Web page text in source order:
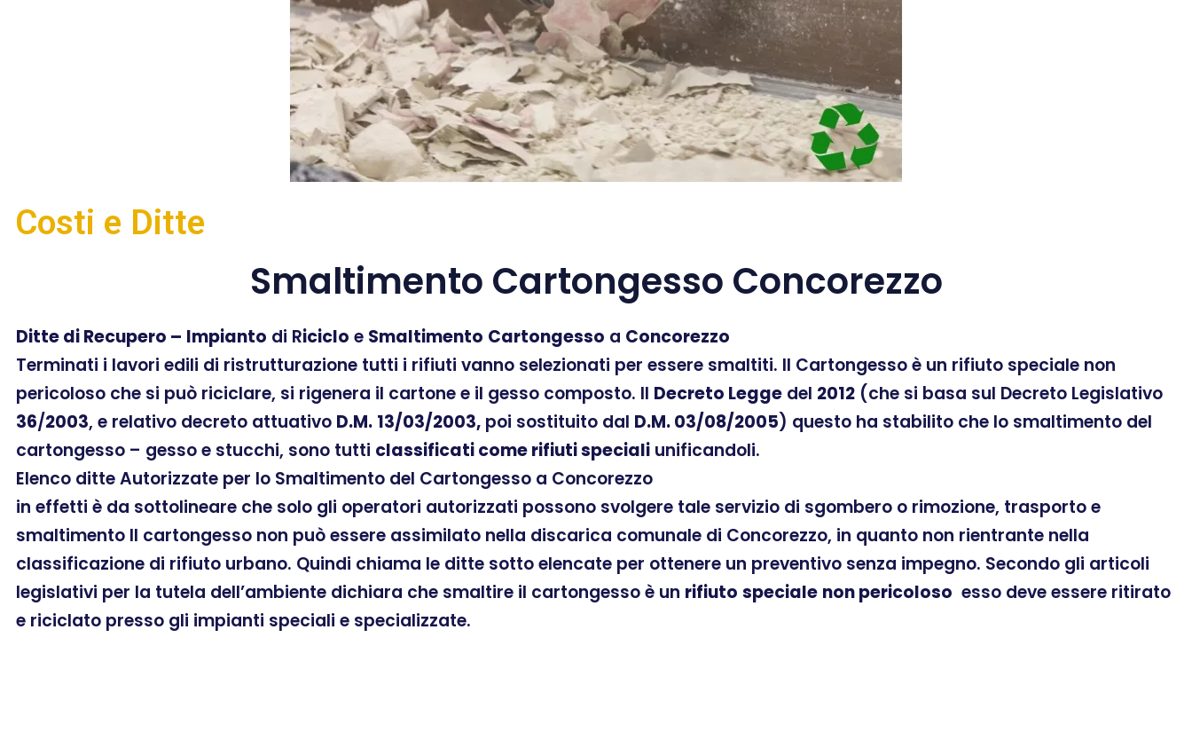
Costi e Ditte
Smaltimento Cartongesso Concorezzo
Ditte di Recupero – Impianto di Riciclo e Smaltimento Cartongesso a Concorezzo
Terminati i lavori edili di ristrutturazione tutti i rifiuti vanno selezionati per essere smaltiti. Il Cartongesso è un rifiuto speciale non
pericoloso che si può riciclare, si rigenera il cartone e il gesso composto. Il Decreto Legge del 2012 (che si basa sul Decreto Legislativo
36/2003, e relativo decreto attuativo D.M. 13/03/2003, poi sostituito dal D.M. 03/08/2005) questo ha stabilito che lo smaltimento del
cartongesso – gesso e stucchi, sono tutti classificati come rifiuti speciali unificandoli.
Elenco ditte Autorizzate per lo Smaltimento del Cartongesso a Concorezzo
in effetti è da sottolineare che solo gli operatori autorizzati possono svolgere tale servizio di sgombero o rimozione, trasporto e
smaltimento Il cartongesso non può essere assimilato nella discarica comunale di Concorezzo, in quanto non rientrante nella
classificazione di rifiuto urbano. Quindi chiama le ditte sotto elencate per ottenere un preventivo senza impegno. Secondo gli articoli
legislativi per la tutela dell’ambiente dichiara che smaltire il cartongesso è un rifiuto speciale non pericoloso esso deve essere ritirato
e riciclato presso gli impianti speciali e specializzate.